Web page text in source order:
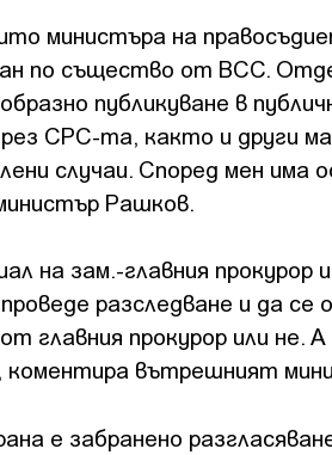
министъра на
по същество от ВСС.
публикуване в
СРС-та, както и други
случаи. Според мен има
Рашков.
на зам.-главния прокурор
разследване и да се
главния прокурор или не.
вътрешният
е забранено